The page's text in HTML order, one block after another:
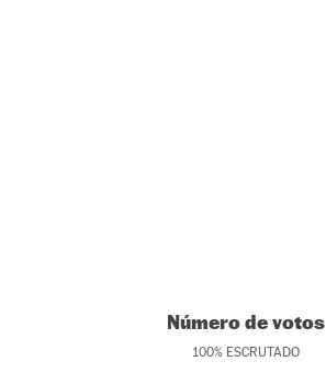
Número de votos
100% ESCRUTADO